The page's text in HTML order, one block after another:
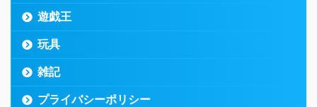
遊戯王
玩具
雑記
プライバシーポリシー